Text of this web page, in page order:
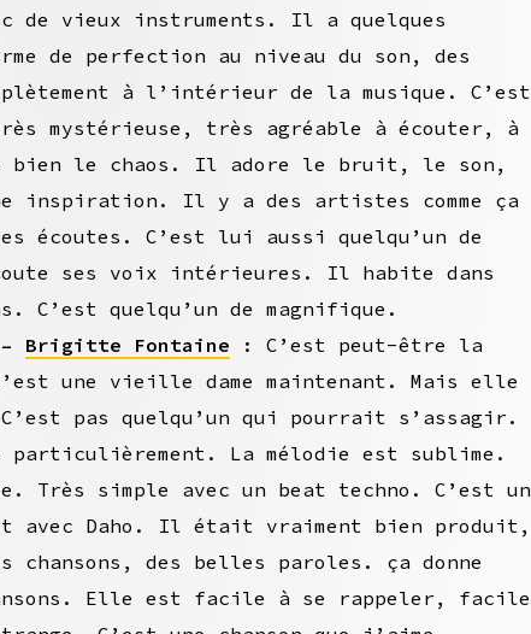
de vieux instruments. Il a quelques
de perfection au niveau du son, des
à l’intérieur de la musique. C’est
mystérieuse, très agréable à écouter, à
bien le chaos. Il adore le bruit, le son,
inspiration. Il y a des artistes comme ça
écoutes. C’est lui aussi quelqu’un de
ses voix intérieures. Il habite dans
C’est quelqu’un de magnifique.
Brigitte Fontaine : C’est peut-être la
une vieille dame maintenant. Mais elle
pas quelqu’un qui pourrait s’assagir.
particulièrement. La mélodie est sublime.
Très simple avec un beat techno. C’est un
avec Daho. Il était vraiment bien produit,
des belles paroles. ça donne
Elle est facile à se rappeler, facile